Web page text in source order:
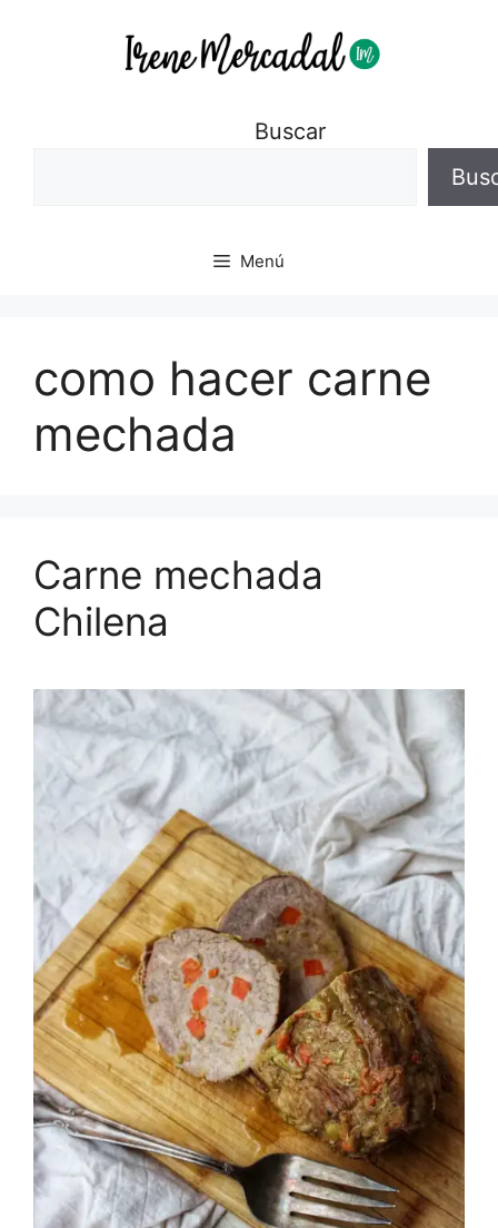
Buscar
Menú
como hacer carne
mechada
Carne mechada
Chilena